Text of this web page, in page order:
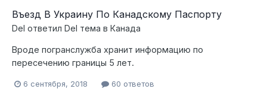
Въезд В Украину По Канадскому Паспорту
Del ответил Del тема в Канада
Вроде погранслужба хранит информацию по
пересечению границы 5 лет.
6 сентября, 2018 60 ответов